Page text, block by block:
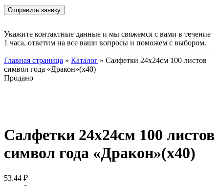
Укажите контактные данные и мы свяжемся с вами в течение
1 часа, ответим на все ваши вопросы и поможем с выбором.
Главная страница » Каталог » Салфетки 24х24см 100 листов
символ года «Дракон»(х40)
Продано
Салфетки 24х24см 100 листов
символ года «Дракон»(х40)
53.44 ₽